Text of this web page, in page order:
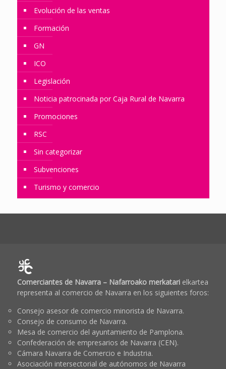
Evolución de las ventas
Formación
GN
ICO
Legislación
Noticia patrocinada por Caja Rural de Navarra
Promociones
RSC
Sin categorizar
Subvenciones
Turismo y comercio
Comerciantes de Navarra – Nafarroako merkatarielkartea
representa al comercio de Navarra en los siguientes foros:
Consejo asesor de comercio minorista de Navarra.
Consejo de consumo de Navarra.
Mesa de comercio del ayuntamiento de Pamplona.
Confederación de empresarios de Navarra (CEN).
Cámara Navarra de Comercio e Industria.
Asociación intersectorial de autónomos de Navarra